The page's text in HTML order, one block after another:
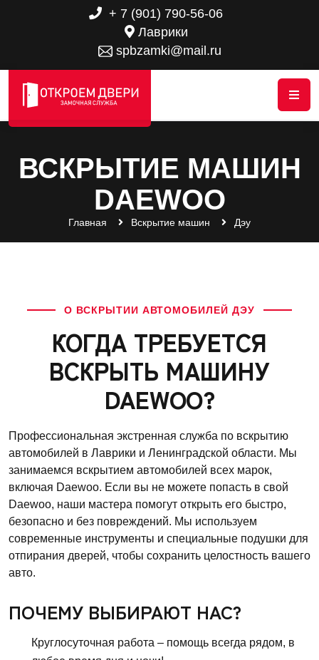
+ 7 (901) 790-56-06
Лаврики
spbzamki@mail.ru
ВСКРЫТИЕ МАШИН
DAEWOO
Главная Вскрытие машин Дэу
О ВСКРЫТИИ АВТОМОБИЛЕЙ ДЭУ
КОГДА ТРЕБУЕТСЯ
ВСКРЫТЬ МАШИНУ
DAEWOO?
Профессиональная экстренная служба по вскрытию
автомобилей в Лаврики и Ленинградской области. Мы
занимаемся вскрытием автомобилей всех марок,
включая Daewoo. Если вы не можете попасть в свой
Daewoo, наши мастера помогут открыть его быстро,
безопасно и без повреждений. Мы используем
современные инструменты и специальные подушки для
отпирания дверей, чтобы сохранить целостность вашего
авто.
ПОЧЕМУ ВЫБИРАЮТ НАС?
Круглосуточная работа – помощь всегда рядом, в